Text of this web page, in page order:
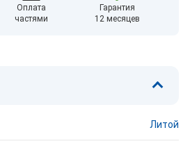
Оплата
частями
Гарантия
12 месяцев
Литой